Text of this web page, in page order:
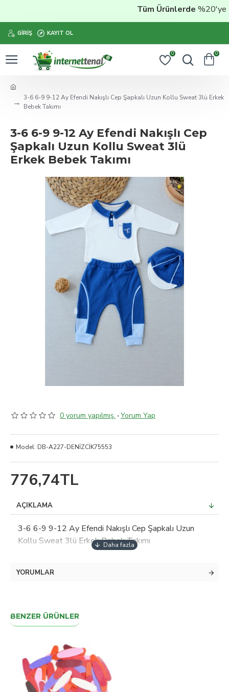
Tüm Ürünlerde%20'ye
GIRIŞ KAYIT OL
0 0
3-6 6-9 9-12 Ay Efendi Nakışlı Cep Şapkalı Uzun Kollu Sweat 3lü Erkek
Bebek Takımı
3-6 6-9 9-12 Ay Efendi Nakışlı Cep
Şapkalı Uzun Kollu Sweat 3lü
Erkek Bebek Takımı
0 yorum yapılmış. -Yorum Yap
776,74TL
Model: DB-A227-DENİZCİK75553
AÇIKLAMA
3-6 6-9 9-12 Ay Efendi Nakışlı Cep Şapkalı Uzun
Kollu Sweat 3lü Erkek Bebek Takımı
YORUMLAR
BENZER ÜRÜNLER